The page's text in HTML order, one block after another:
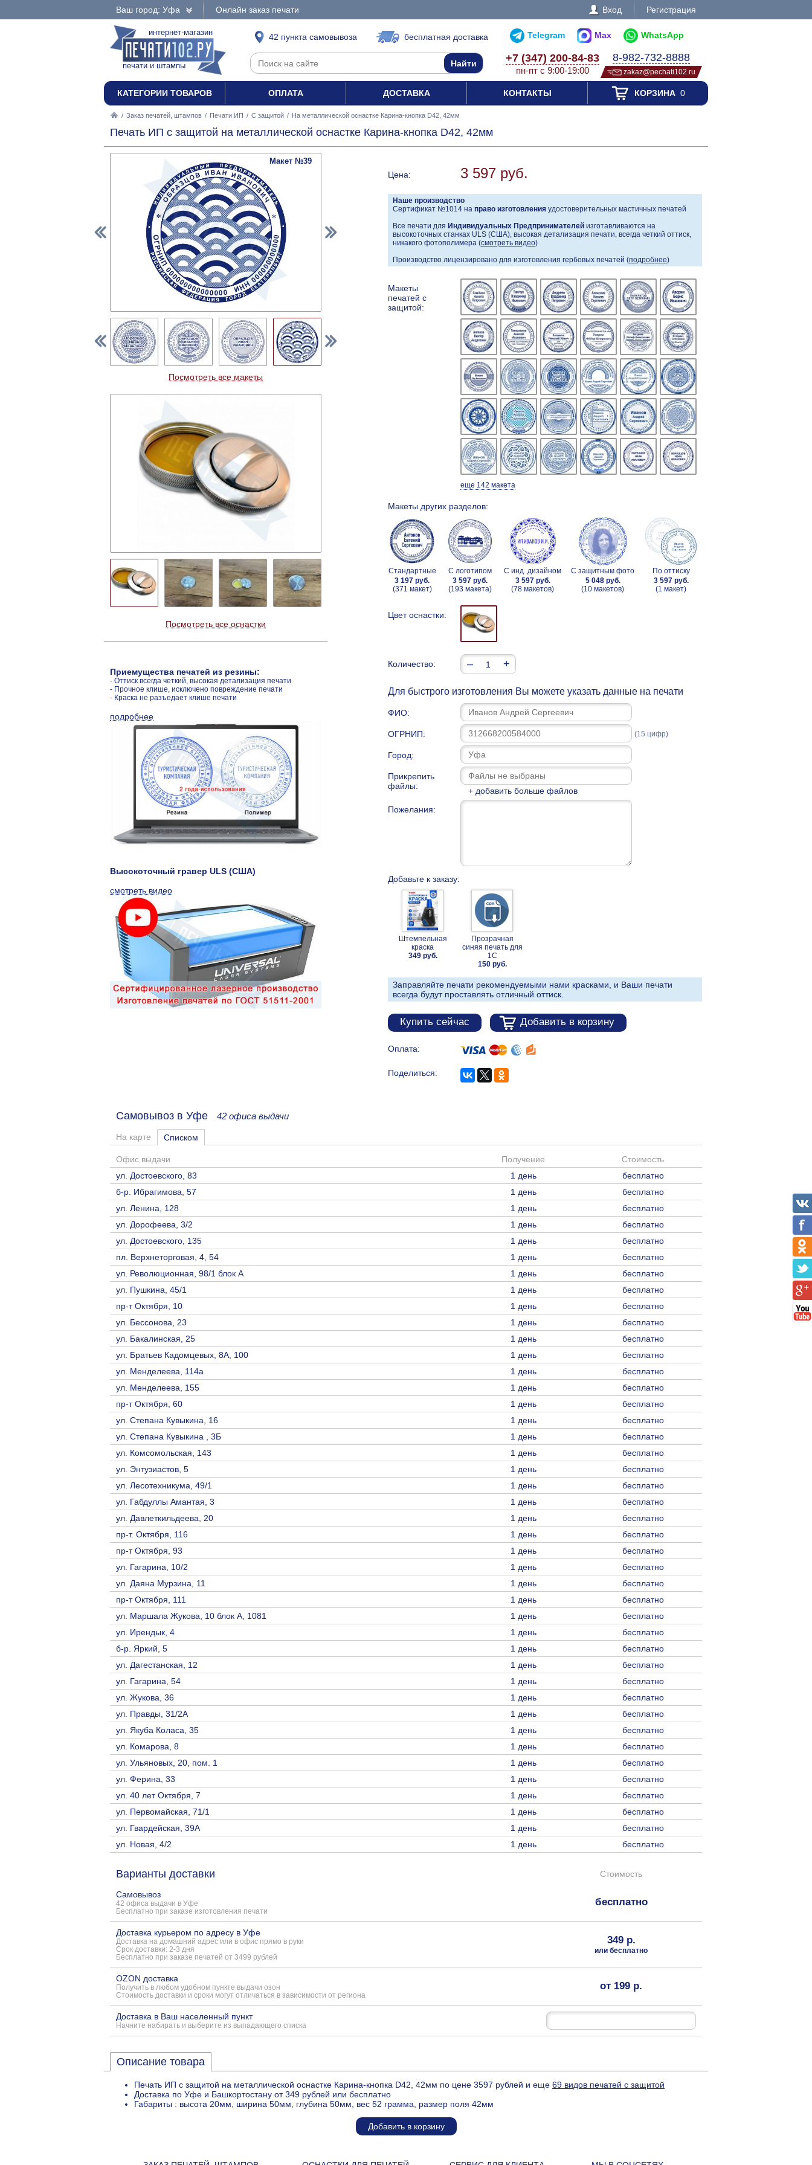
Ваш город: Уфа Онлайн заказ печати Вход Регистрация
интернет-магазин
печати и штампы
42 пункта самовывоза бесплатная доставка Telegram Max WhatsApp
+7 (347) 200-84-83
пн-пт с 9:00-19:00
8-982-732-8888
zakaz@pechati102.ru
КАТЕГОРИИ ТОВАРОВ ОПЛАТА ДОСТАВКА КОНТАКТЫ КОРЗИНА0
/ Заказ печатей, штампов / Печати ИП / С защитой / На металлической оснастке Карина-кнопка D42, 42мм
Печать ИП с защитой на металлической оснастке Карина-кнопка D42, 42мм
Цена: 3 597 руб.
Наше производство
Сертификат №1014 на право изготовления удостоверительных мастичных печатей
Все печати для Индивидуальных Предпринимателей изготавливаются на
высокоточных станках ULS (США), высокая детализация печати, всегда четкий оттиск,
никакого фотополимера (смотреть видео)
Производство лицензировано для изготовления гербовых печатей (подробнее)
Макеты
печатей с
защитой:
еще 142 макета
Макеты других разделов:
Стандартные
3 197 руб.
(371 макет)
С логотипом
3 597 руб.
(193 макета)
С инд. дизайном
3 597 руб.
(78 макетов)
С защитным фото
5 048 руб.
(10 макетов)
По оттиску
3 597 руб.
(1 макет)
Цвет оснастки:
Количество: – +
Для быстрого изготовления Вы можете указать данные на печати
ФИО:
ОГРНИП: (15 цифр)
Город:
Прикрепить
файлы:
+ добавить больше файлов
Пожелания:
Добавьте к заказу:
Штемпельная
краска
349 руб.
Прозрачная
синяя печать для
1С
150 руб.
Заправляйте печати рекомендуемыми нами красками, и Ваши печати
всегда будут проставлять отличный оттиск.
Купить сейчас Добавить в корзину
Оплата:
Поделиться:
Макет №39
Посмотреть все макеты
Посмотреть все оснастки
Приемущества печатей из резины:
- Оттиск всегда четкий, высокая детализация печати
- Прочное клише, исключено повреждение печати
- Краска не разъедает клише печати
подробнее
Высокоточный гравер ULS (США)
смотреть видео
Самовывоз в Уфе 42 офиса выдачи
На карте Списком
Офис выдачи Получение
Стоимость
ул. Достоевского, 83
1 день
бесплатно
б-р. Ибрагимова, 57
1 день
бесплатно
ул. Ленина, 128
1 день
бесплатно
ул. Дорофеева, 3/2
1 день
бесплатно
ул. Достоевского, 135
1 день
бесплатно
пл. Верхнеторговая, 4, 54
1 день
бесплатно
ул. Революционная, 98/1 блок А
1 день
бесплатно
ул. Пушкина, 45/1
1 день
бесплатно
пр-т Октября, 10
1 день
бесплатно
ул. Бессонова, 23
1 день
бесплатно
ул. Бакалинская, 25
1 день
бесплатно
ул. Братьев Кадомцевых, 8А, 100
1 день
бесплатно
ул. Менделеева, 114а
1 день
бесплатно
ул. Менделеева, 155
1 день
бесплатно
пр-т Октября, 60
1 день
бесплатно
ул. Степана Кувыкина, 16
1 день
бесплатно
ул. Степана Кувыкина , 3Б
1 день
бесплатно
ул. Комсомольская, 143
1 день
бесплатно
ул. Энтузиастов, 5
1 день
бесплатно
ул. Лесотехникума, 49/1
1 день
бесплатно
ул. Габдуллы Амантая, 3
1 день
бесплатно
ул. Давлеткильдеева, 20
1 день
бесплатно
пр-т. Октября, 116
1 день
бесплатно
пр-т Октября, 93
1 день
бесплатно
ул. Гагарина, 10/2
1 день
бесплатно
ул. Даяна Мурзина, 11
1 день
бесплатно
пр-т Октября, 111
1 день
бесплатно
ул. Маршала Жукова, 10 блок А, 1081
1 день
бесплатно
ул. Ирендык, 4
1 день
бесплатно
б-р. Яркий, 5
1 день
бесплатно
ул. Дагестанская, 12
1 день
бесплатно
ул. Гагарина, 54
1 день
бесплатно
ул. Жукова, 36
1 день
бесплатно
ул. Правды, 31/2А
1 день
бесплатно
ул. Якуба Коласа, 35
1 день
бесплатно
ул. Комарова, 8
1 день
бесплатно
ул. Ульяновых, 20, пом. 1
1 день
бесплатно
ул. Ферина, 33
1 день
бесплатно
ул. 40 лет Октября, 7
1 день
бесплатно
ул. Первомайская, 71/1
1 день
бесплатно
ул. Гвардейская, 39А
1 день
бесплатно
ул. Новая, 4/2
1 день бесплатно
Варианты доставки Стоимость
Самовывоз
42 офиса выдачи в Уфе
Бесплатно при заказе изготовления печати
бесплатно
Доставка курьером по адресу в Уфе
Доставка на домашний адрес или в офис прямо в руки
Срок доставки: 2-3 дня
Бесплатно при заказе печатей от 3499 рублей
349 р.
или бесплатно
OZON доставка
Получить в любом удобном пункте выдачи озон
Стоимость доставки и сроки могут отличаться в зависимости от региона
от 199 р.
Доставка в Ваш населенный пункт
Начните набирать и выберите из выпадающего списка
Описание товара
Печать ИП с защитой на металлической оснастке Карина-кнопка D42, 42мм по цене 3597 рублей и еще 69 видов печатей с защитой
Доставка по Уфе и Башкортостану от 349 рублей или бесплатно
Габариты : высота 20мм, ширина 50мм, глубина 50мм, вес 52 грамма, размер поля 42мм
Добавить в корзину